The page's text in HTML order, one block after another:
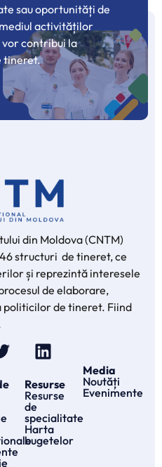
sau oportunități de
activităților
contribui la
tineret.
din Moldova (CNTM)
structuri de tineret, ce
și reprezintă interesele
de elaborare,
politicilor de tineret. Fiind
Resurse
Resurse
de
specialitate
Harta
bugetelor
Media
Noutăți
Evenimente